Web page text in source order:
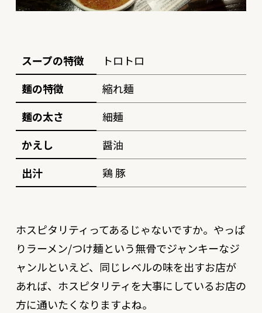
スープの特徴
トロトロ
麺の特徴
縮れ麺
麺の太さ
細麺
かえし
醤油
出汁
鶏 豚
ホスピタリティってあるじゃないですか。やっぱ
りラーメン/つけ麺という無骨でジャンキーなジ
ャンルといえど、同じレベルの味を出すお店が
あれば、ホスピタリティを大事にしているお店の
方に通いたくなりますよね。